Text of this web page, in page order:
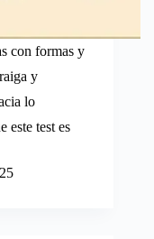
con formas y
y
lo
este test es